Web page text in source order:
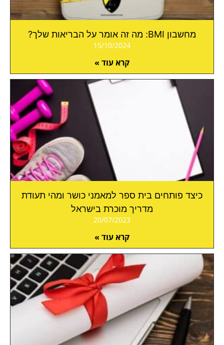
מחשבון BMI: מה זה אומר על הבריאות שלך?
15/10/2024
קרא עוד »
כיצד פותחים בית ספר למאמני כושר ומהי תעודת
מדריך מוכרת בישראל
20/07/2023
קרא עוד »